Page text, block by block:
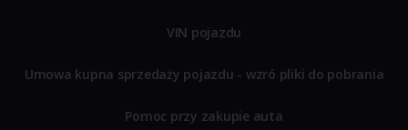
VIN pojazdu
Umowa kupna sprzedaży pojazdu - wzró pliki do pobrania
Pomoc przy zakupie auta